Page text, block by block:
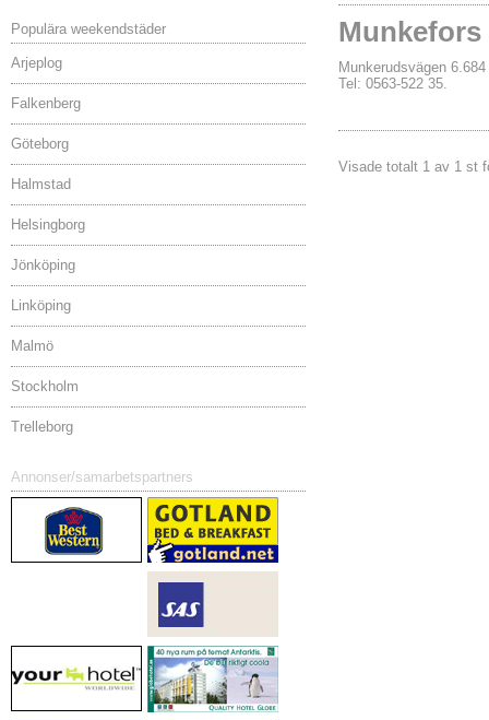
Populära weekendstäder
Arjeplog
Falkenberg
Göteborg
Halmstad
Helsingborg
Jönköping
Linköping
Malmö
Stockholm
Trelleborg
Annonser/samarbetspartners
Munkefors
Munkerudsvägen
Tel: 0563-522 35.
Visade totalt 1 av 1 st